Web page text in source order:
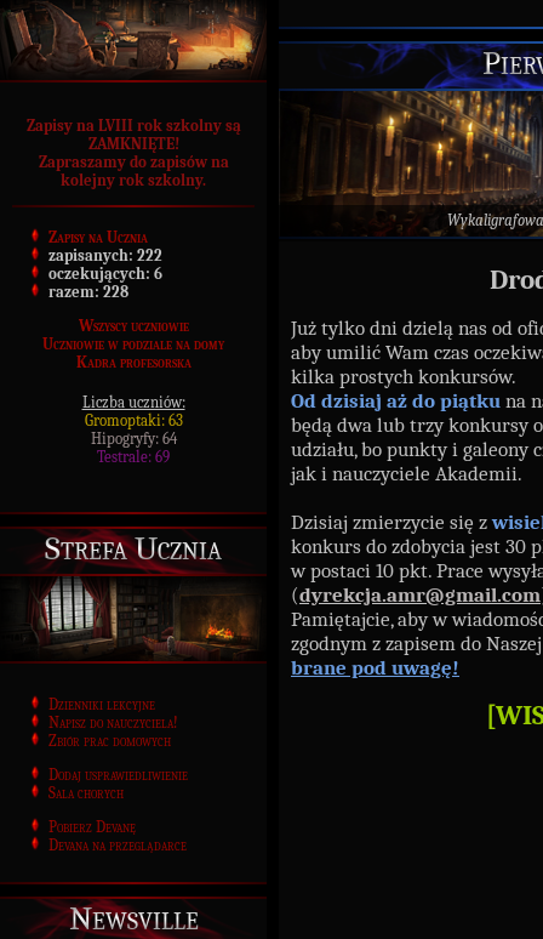
Zapisy na LVIII rok szkolny są
ZAMKNIĘTE!
Zapraszamy do zapisów na
kolejny rok szkolny.
Zapisy na Ucznia
zapisanych: 222
oczekujących: 6
razem: 228
Wszyscy uczniowie
Uczniowie w podziale na domy
Kadra profesorska
Liczba uczniów:
Gromoptaki: 63
Hipogryfy: 64
Testrale: 69
Strefa Ucznia
Dzienniki lekcyjne
Napisz do nauczyciela!
Zbiór prac domowych
Dodaj usprawiedliwienie
Sala chorych
Pobierz Devanę
Devana na przeglądarce
Newsville
Już tylko dni dzielą nas od
aby umilić Wam czas
kilka prostych konkursów.
Od dzisiaj aż do piątku na
będą dwa lub trzy konkursy
udziału, bo punkty i galeony
jak i nauczyciele Akademii.
Dzisiaj zmierzycie się z
konkurs do zdobycia jest 30
w postaci 10 pkt. Prace
(dyrekcja.amr@gmail.com
Pamiętajcie, aby w
zgodnym z zapisem do
brane pod uwagę!